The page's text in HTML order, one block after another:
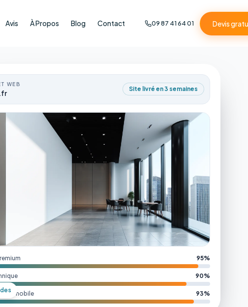
Avis À Propos Blog Contact 09 87 41 64 01 Devis
WEB
Site livré en 3 semaines
95%
90%
mobile 93%